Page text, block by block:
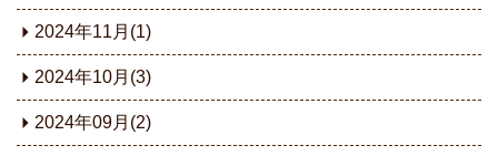
2024年11月(1)
2024年10月(3)
2024年09月(2)